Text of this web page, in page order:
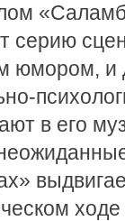
серию
юмором,
в его